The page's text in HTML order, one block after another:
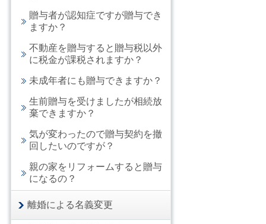
贈与者が認知症ですが贈与でき
ますか？
不動産を贈与すると贈与税以外
に税金が課税されますか？
未成年者にも贈与できますか？
生前贈与を受けましたが相続放
棄できますか？
気が変わったので贈与契約を撤
回したいのですが？
親の家をリフォームすると贈与
になるの？
離婚による名義変更